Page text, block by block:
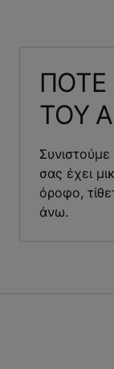
ΠΟΤΕ
ΤΟΥ
σας έχει
όροφο,
άνω.